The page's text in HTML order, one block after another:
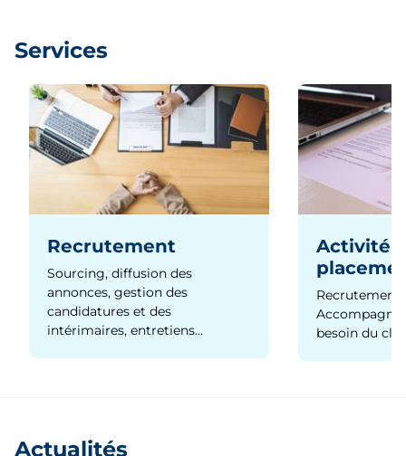
Services
Recrutement
Sourcing, diffusion des
annonces, gestion des
candidatures et des
intérimaires, entretiens…
Activité
Recrutement
besoin du
Actualités